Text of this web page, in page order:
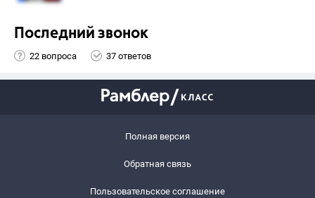
Последний звонок
22 вопроса 37 ответов
Полная версия
Обратная связь
Пользовательское соглашение